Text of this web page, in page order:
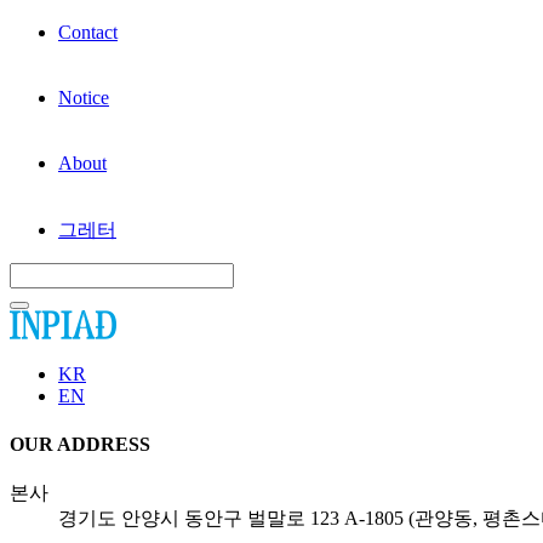
Contact
Notice
About
그레터
KR
EN
OUR ADDRESS
본사
경기도 안양시 동안구 벌말로 123 A-1805 (관양동, 평촌